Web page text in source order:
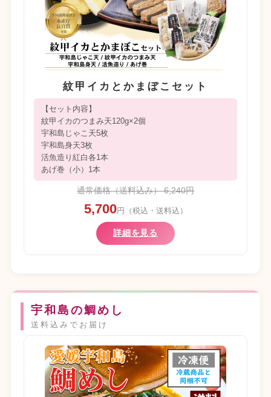
紋甲イカとかまぼこセット
【セット内容】
紋甲イカのつまみ天120g×2個
宇和島じゃこ天5枚
宇和島身天3枚
活魚造り紅白各1本
あげ巻（小）1本
通常価格（送料込み） 6,240円
5,700円（税込・送料込）
詳細を見る
宇和島の鯛めし
送料込みでお届け